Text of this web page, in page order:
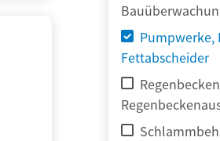
Pumpwerke,
Fettabscheider